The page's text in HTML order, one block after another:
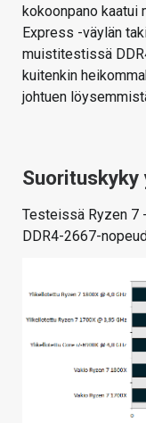
kokoonpano kaatui
Express -väylän
muistitestissä
kuitenkin
johtuen
Testeissä Ryzen
DDR4-2667-